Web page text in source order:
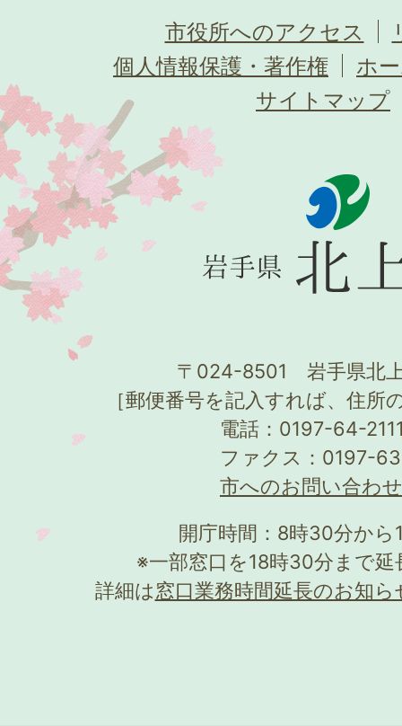
市役所へのアクセス
個人情報保護・著作権
ホ
サイトマップ
〒024-8501 岩手県北
［郵便番号を記入すれば、住所
電話：0197-64-
ファクス：0197-
市へのお問い合わ
開庁時間：8時30分か
※一部窓口を18時30分まで
詳細は窓口業務時間延長のお知ら